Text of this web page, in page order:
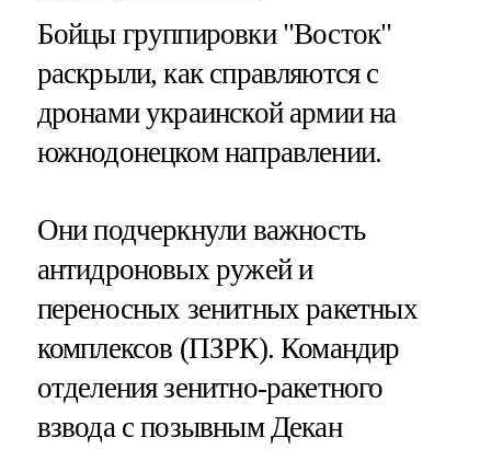
Бойцы группировки "Восток"
раскрыли, как справляются с
дронами украинской армии на
южнодонецком направлении.
Они подчеркнули важность
антидроновых ружей и
переносных зенитных ракетных
комплексов (ПЗРК). Командир
отделения зенитно-ракетного
взвода с позывным Декан